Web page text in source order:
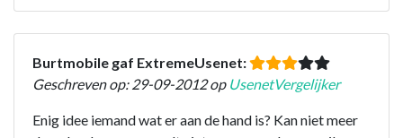
Burtmobile gaf ExtremeUsenet:
Geschreven op: 29-09-2012 op UsenetVergelijker
Enig idee iemand wat er aan de hand is? Kan niet meer